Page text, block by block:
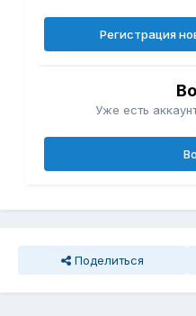
Регистрация
Уже есть
Поделиться